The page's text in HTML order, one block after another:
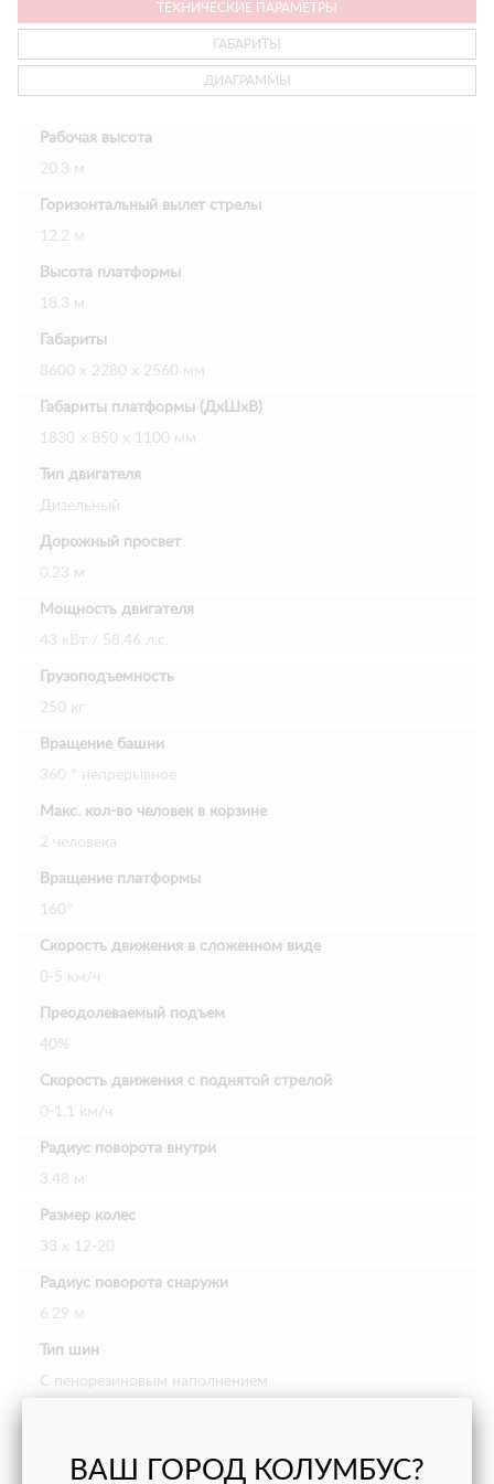
ТЕХНИЧЕСКИЕ ПАРАМЕТРЫ
ГАБАРИТЫ
ДИАГРАММЫ
Рабочая высота
20.3 м
Горизонтальный вылет стрелы
12.2 м
Высота платформы
18.3 м
Габариты
8600 х 2280 х 2560 мм
Габариты платформы (ДхШхВ)
1830 х 850 х 1100 мм
Тип двигателя
Дизельный
Дорожный просвет
0.23 м
Мощность двигателя
43 кВт / 58,46 л.с.
Грузоподъемность
250 кг
Вращение башни
360 ° непрерывное
Макс. кол-во человек в корзине
2 человека
Вращение платформы
160°
Скорость движения в сложенном виде
0-5 км/ч
Преодолеваемый подъем
40%
Скорость движения с поднятой стрелой
0-1,1 км/ч
Радиус поворота внутри
3.48 м
Размер колес
33 х 12-20
Радиус поворота снаружи
6.29 м
Тип шин
С пенорезиновым наполнением
ВАШ ГОРОД КОЛУМБУС?